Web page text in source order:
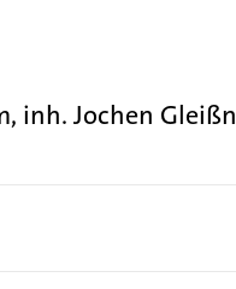
inh. Jochen